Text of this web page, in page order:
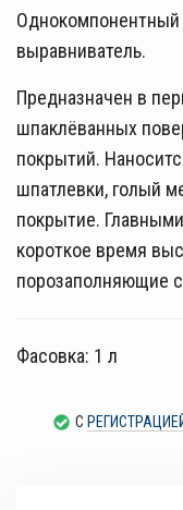
Однокомпонентный
выравниватель.
Предназначен в
шпаклёванных
покрытий.
шпатлевки, голый
покрытие.
короткое время
порозаполняющие
Фасовка: 1 л
С